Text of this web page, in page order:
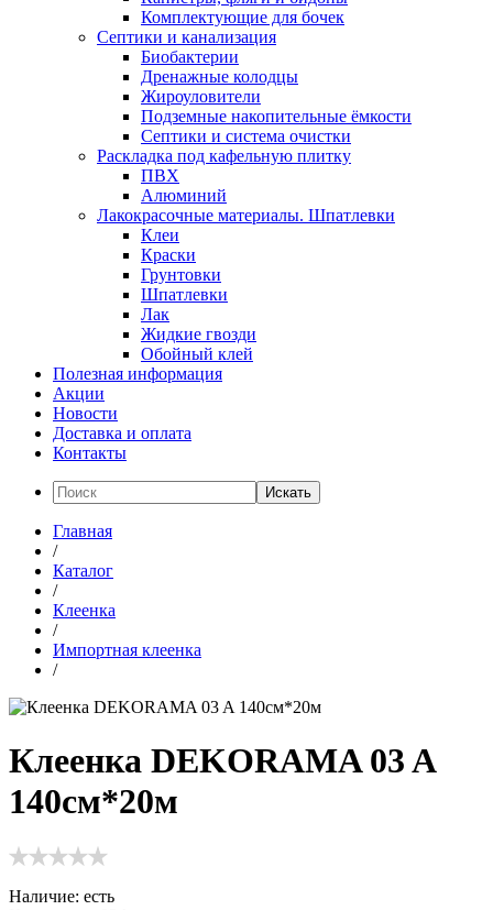
Комплектующие для бочек
Септики и канализация
Биобактерии
Дренажные колодцы
Жироуловители
Подземные накопительные ёмкости
Септики и система очистки
Раскладка под кафельную плитку
ПВХ
Алюминий
Лакокрасочные материалы. Шпатлевки
Клеи
Краски
Грунтовки
Шпатлевки
Лак
Жидкие гвозди
Обойный клей
Полезная информация
Акции
Новости
Доставка и оплата
Контакты
Искать
Главная
/
Каталог
/
Клеенка
/
Импортная клеенка
/
Клеенка DEKORAMA 03 A
140см*20м
Наличие: есть